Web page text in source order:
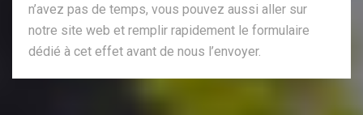
n’avez pas de temps, vous pouvez aussi aller sur
notre site web et remplir rapidement le formulaire
dédié à cet effet avant de nous l’envoyer.